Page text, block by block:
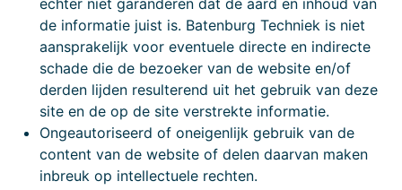
echter niet garanderen dat de aard en inhoud van
de informatie juist is. Batenburg Techniek is niet
aansprakelijk voor eventuele directe en indirecte
schade die de bezoeker van de website en/of
derden lijden resulterend uit het gebruik van deze
site en de op de site verstrekte informatie.
Ongeautoriseerd of oneigenlijk gebruik van de
content van de website of delen daarvan maken
inbreuk op intellectuele rechten.